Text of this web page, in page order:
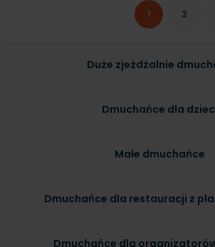
1 2
Duże zjeżdżalnie
Dmuchańce dla
Małe dmuchańce
Dmuchańce dla restauracji z
Dmuchańce dla